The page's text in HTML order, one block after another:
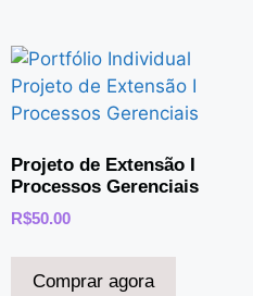
Projeto de Extensão I
Processos Gerenciais
R$50.00
Comprar agora